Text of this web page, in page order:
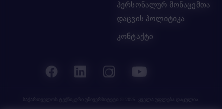
პერსონალურ მონაცემთა
დაცვის პოლიტიკა
კონტაქტი
საქართველოს ტექნიკური უნივერსიტეტი © 2025. ყველა უფლება დაცულია.